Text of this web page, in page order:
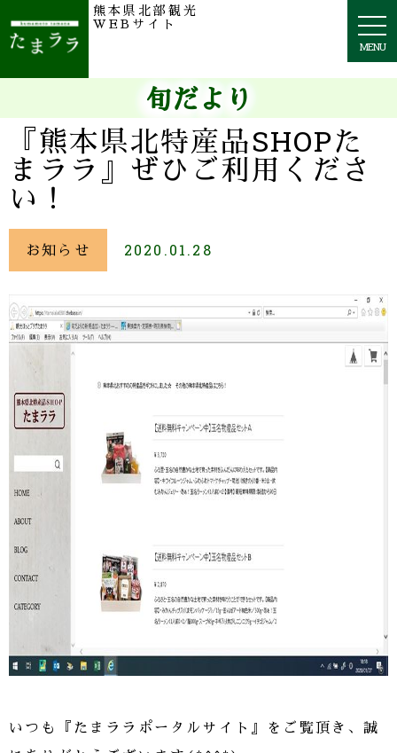
MENU
熊本県北部観光
WEBサイト
旬だより
『熊本県北特産品SHOPた
まララ』ぜひご利用くださ
い！
お知らせ 2020.01.28
いつも『たまララポータルサイト』をご覧頂き、誠